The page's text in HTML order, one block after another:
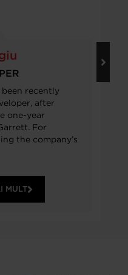
recently
after
one-year
For
the company’s
MULT